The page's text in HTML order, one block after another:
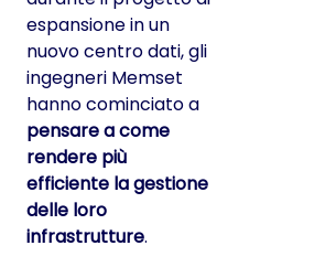
espansione in un
nuovo centro dati, gli
ingegneri Memset
hanno cominciato a
pensare a come
rendere più
efficiente la gestione
delle loro
infrastrutture.